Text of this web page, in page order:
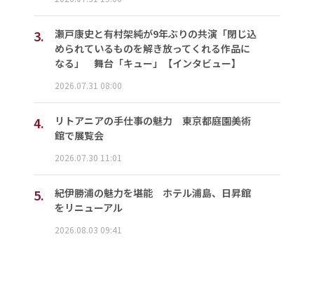
3.
瀬戸康史と有村架純が9年ぶりの共演「閉じ込
められているものを解き放ってくれる作品に
なる」 舞台「キュー」【インタビュー】
2026.07.31 08:00
4.
リトアニアの手仕事の魅力 東京都庭園美術
館で展覧会
2026.07.30 11:01
5.
紀伊勝浦の魅力を堪能 ホテル浦島、日昇館
をリニューアル
2026.08.03 09:41